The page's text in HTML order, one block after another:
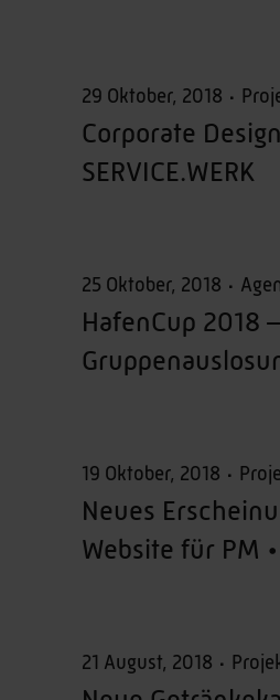
29 Oktober, 2018
Corporate
SERVICE.WERK
25 Oktober, 2018
HafenCup 2018
19 Oktober, 2018
Neues
Website für PM
21 August, 2018